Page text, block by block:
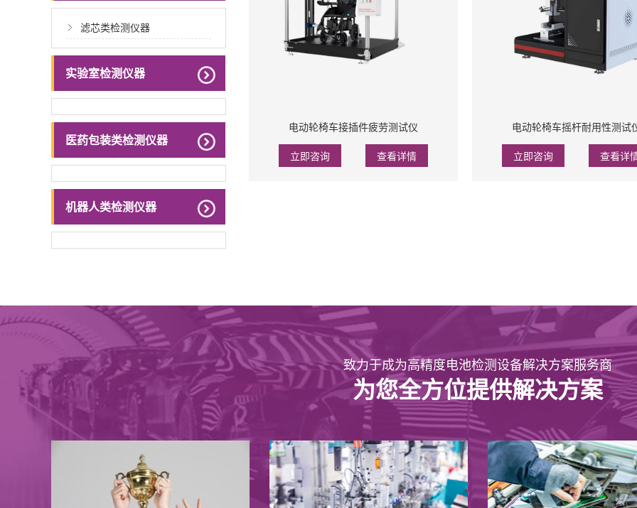
滤芯类检测仪器
实验室检测仪器
医药包装类检测仪器
机器人类检测仪器
电动轮椅车接插件疲劳测试仪
立即咨询 查看详情
电动轮椅车摇杆耐用性测试
立即咨询 查看详
致力于成为高精度电池检测设备解决方案服务商
为您全方位提供解决方案